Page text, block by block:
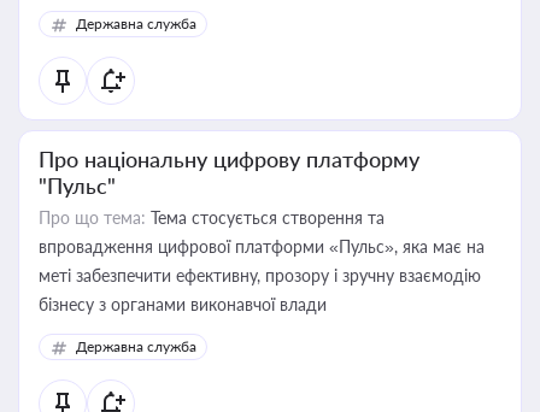
Державна служба
Про національну цифрову платформу
"Пульс"
Про що тема: Тема стосується створення та
впровадження цифрової платформи «Пульс», яка має на
меті забезпечити ефективну, прозору і зручну взаємодію
бізнесу з органами виконавчої влади
Державна служба